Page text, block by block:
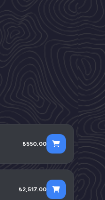
₺550.00
₺2,517.00